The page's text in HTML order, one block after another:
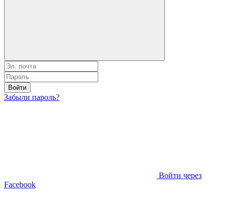
Войти
Забыли пароль?
Войти через
Facebook